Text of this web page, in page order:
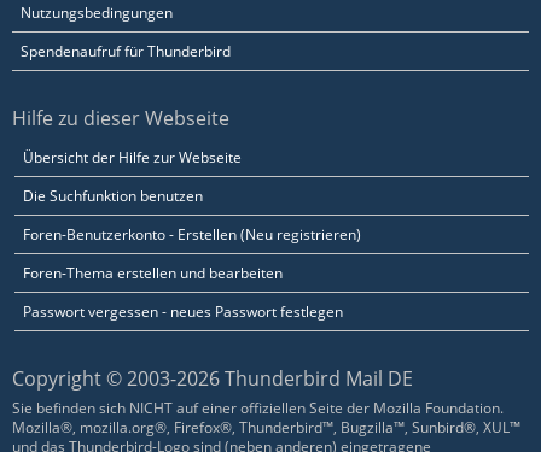
Nutzungsbedingungen
Spendenaufruf für Thunderbird
Hilfe zu dieser Webseite
Übersicht der Hilfe zur Webseite
Die Suchfunktion benutzen
Foren-Benutzerkonto - Erstellen (Neu registrieren)
Foren-Thema erstellen und bearbeiten
Passwort vergessen - neues Passwort festlegen
Copyright © 2003-2026 Thunderbird Mail DE
Sie befinden sich NICHT auf einer offiziellen Seite der Mozilla Foundation.
Mozilla®, mozilla.org®, Firefox®, Thunderbird™, Bugzilla™, Sunbird®, XUL™
und das Thunderbird-Logo sind (neben anderen) eingetragene